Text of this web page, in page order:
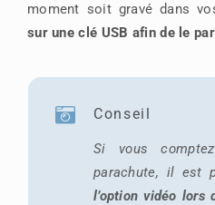
moment soit gravé dans
sur une clé USB afin de le
Conseil
Si vous
parachute, il est
l’option vidéo lors